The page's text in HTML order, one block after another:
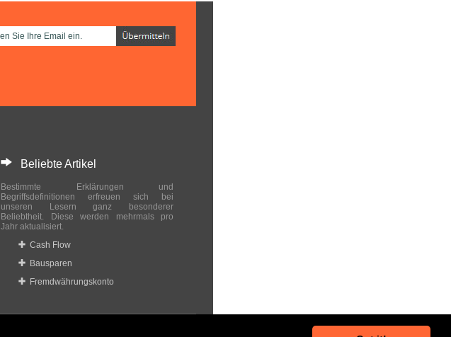
Beliebte Artikel
Bestimmte Erklärungen und
Begriffsdefinitionen erfreuen sich bei
unseren Lesern ganz besonderer
Beliebtheit. Diese werden mehrmals pro
Jahr aktualisiert.
Cash Flow
Bausparen
Fremdwährungskonto